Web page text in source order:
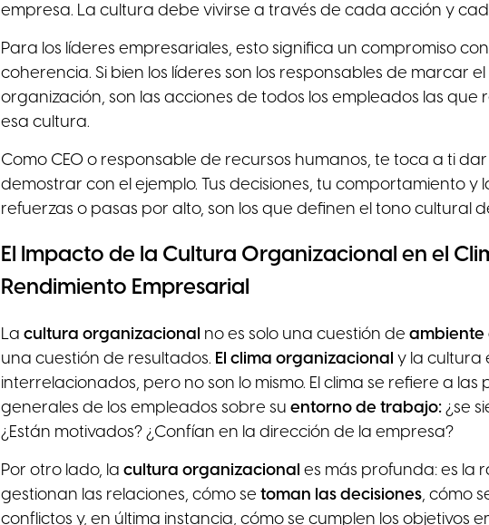
empresa. La cultura debe vivirse a través de cada acción y
Para los líderes empresariales, esto significa un compromiso
coherencia. Si bien los líderes son los responsables de marcar
organización, son las acciones de todos los empleados las que
esa cultura.
Como CEO o responsable de recursos humanos, te toca a ti
demostrar con el ejemplo. Tus decisiones, tu comportamiento y
refuerzas o pasas por alto, son los que definen el tono cultural
El Impacto de la Cultura Organizacional en el
Rendimiento Empresarial
La cultura organizacional no es solo una cuestión de ambiente
una cuestión de resultados. El clima organizacional y la cultura
interrelacionados, pero no son lo mismo. El clima se refiere a las
generales de los empleados sobre su entorno de trabajo: ¿se
¿Están motivados? ¿Confían en la dirección de la empresa?
Por otro lado, la cultura organizacional es más profunda: es la
gestionan las relaciones, cómo se toman las decisiones, cómo
conflictos y, en última instancia, cómo se cumplen los objetivos